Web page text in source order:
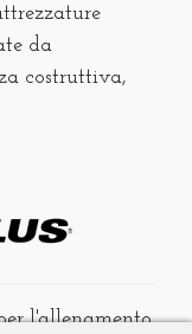
da
costruttiva,
l'allenamento